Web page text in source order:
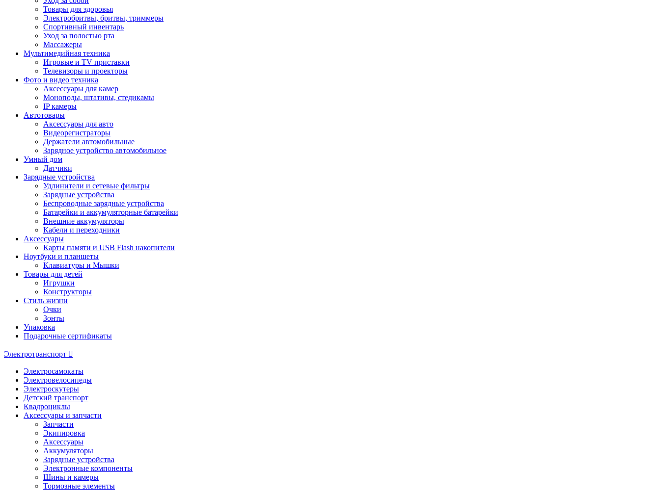
Товары для здоровья
Электробритвы, бритвы, триммеры
Спортивный инвентарь
Уход за полостью рта
Массажеры
Мультимедийная техника
Игровые и TV приставки
Телевизоры и проекторы
Фото и видео техника
Аксессуары для камер
Моноподы, штативы, стедикамы
IP камеры
Автотовары
Аксессуары для авто
Видеорегистраторы
Держатели автомобильные
Зарядное устройство автомобильное
Умный дом
Датчики
Зарядные устройства
Удлинители и сетевые фильтры
Зарядные устройства
Беспроводные зарядные устройства
Батарейки и аккумуляторные батарейки
Внешние аккумуляторы
Кабели и переходники
Аксессуары
Карты памяти и USB Flash накопители
Ноутбуки и планшеты
Клавиатуры и Мышки
Товары для детей
Игрушки
Конструкторы
Стиль жизни
Очки
Зонты
Упаковка
Подарочные сертификаты
Электротранспорт
Электросамокаты
Электровелосипеды
Электроскутеры
Детский транспорт
Квадроциклы
Аксессуары и запчасти
Запчасти
Экипировка
Аксессуары
Аккумуляторы
Зарядные устройства
Электронные компоненты
Шины и камеры
Тормозные элементы